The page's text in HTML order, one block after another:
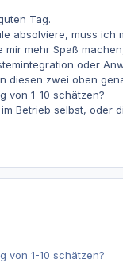
Tag.
absolviere, muss
mehr Spaß
oder
diesen zwei oben
von 1-10 schätzen?
Betrieb selbst, oder
von 1-10 schätzen?